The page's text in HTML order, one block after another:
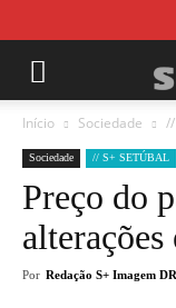
Início Sociedade //
Sociedade // S+ SETÚBAL
Preço do
Por Redação S+ Imagem DR